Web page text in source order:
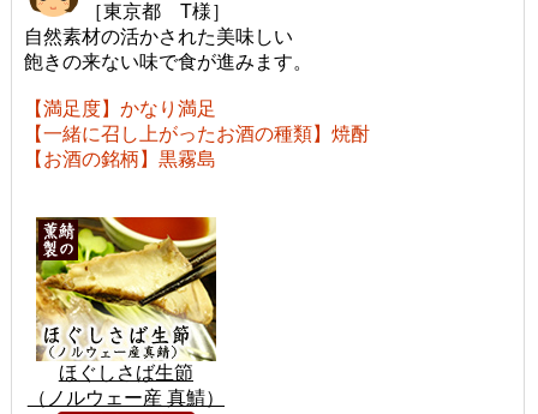
［東京都 T様］
自然素材の活かされた美味しい
飽きの来ない味で食が進みます。
【満足度】かなり満足
【一緒に召し上がったお酒の種類】焼酎
【お酒の銘柄】黒霧島
ほぐしさば生節
（ノルウェー産 真鯖）